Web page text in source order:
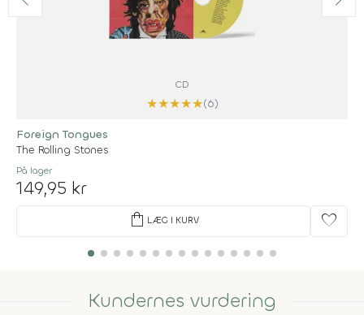
CD
★★★★★(6)
Foreign Tongues
The Rolling Stones
På lager
149,95 kr
shopping_bag LÆG I KURV favorite
Kundernes vurdering